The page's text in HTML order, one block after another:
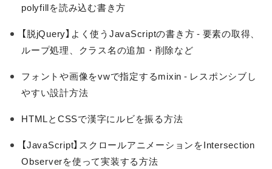
polyfillを読み込む書き方
【脱jQuery】よく使うJavaScriptの書き方 - 要素の取得、
ループ処理、クラス名の追加・削除など
フォントや画像をvwで指定するmixin - レスポンシブし
やすい設計方法
HTMLとCSSで漢字にルビを振る方法
【JavaScript】スクロールアニメーションをIntersection
Observerを使って実装する方法